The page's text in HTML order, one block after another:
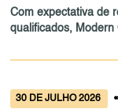
Com expectativa de
qualificados, Modern
30 DE JULHO 2026